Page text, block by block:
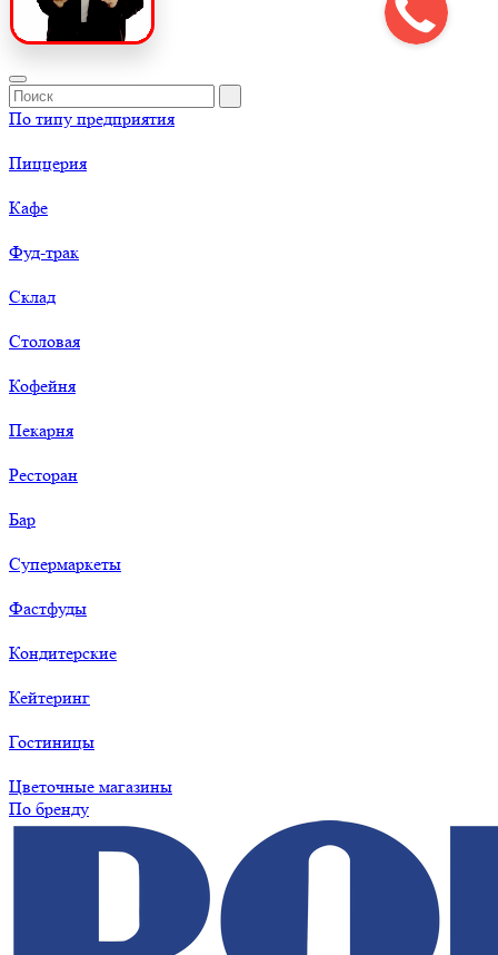
По типу предприятия
Пиццерия
Кафе
Фуд-трак
Склад
Столовая
Кофейня
Пекарня
Ресторан
Бар
Супермаркеты
Фастфуды
Кондитерские
Кейтеринг
Гостиницы
Цветочные магазины
По бренду